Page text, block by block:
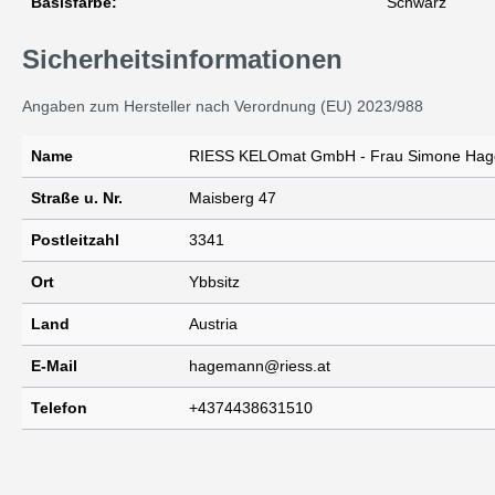
Sicherheitsinformationen
Angaben zum Hersteller nach Verordnung (EU) 2023/988
Name RIESS KELOmat GmbH - Frau Simone
Straße u. Nr. Maisberg 47
Postleitzahl 3341
Ort Ybbsitz
Land Austria
E-Mail hagemann@riess.at
Telefon +4374438631510